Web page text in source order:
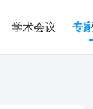
学术会议 专